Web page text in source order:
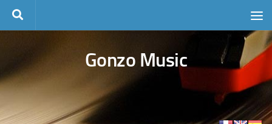
Skip to content
Gonzo Music